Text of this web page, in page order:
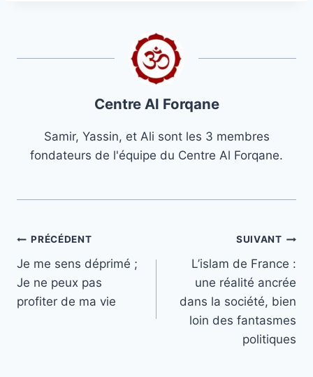
Centre Al Forqane
Samir, Yassin, et Ali sont les 3 membres
fondateurs de l'équipe du Centre Al Forqane.
Navigation
de
l’article
PRÉCÉDENT
Je me sens déprimé ;
Je ne peux pas
profiter de ma vie
SUIVANT
L’islam de France :
une réalité ancrée
dans la société, bien
loin des fantasmes
politiques